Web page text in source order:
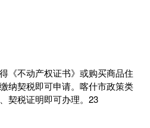
《不动产权证书》或购买商品住
纳契税‌即可申请。喀什市政策类
契税证明即可办理。‌‌2‌‌3